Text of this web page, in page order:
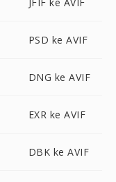
PSD ke AVIF
DNG ke AVIF
EXR ke AVIF
DBK ke AVIF